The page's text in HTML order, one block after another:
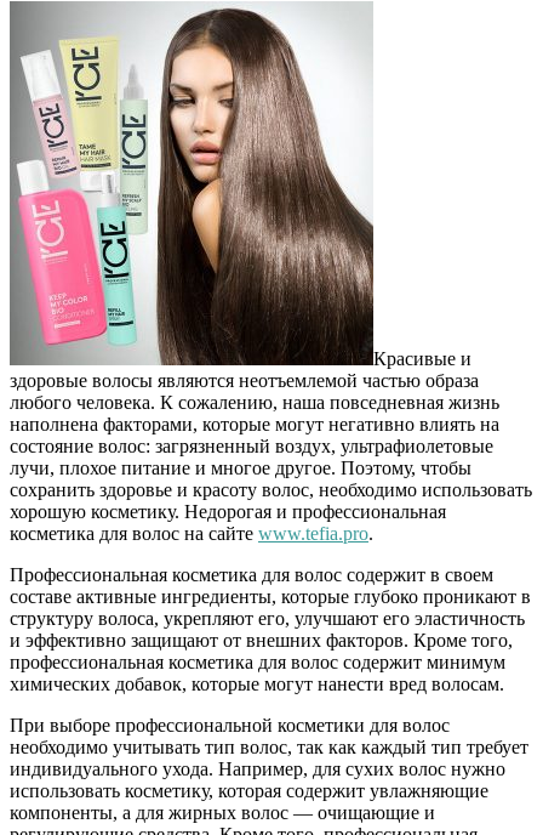
Красивые и
здоровые волосы являются неотъемлемой частью образа
любого человека. К сожалению, наша повседневная жизнь
наполнена факторами, которые могут негативно влиять на
состояние волос: загрязненный воздух, ультрафиолетовые
лучи, плохое питание и многое другое. Поэтому, чтобы
сохранить здоровье и красоту волос, необходимо использовать
хорошую косметику. Недорогая и профессиональная
косметика для волос на сайте www.tefia.pro.
Профессиональная косметика для волос содержит в своем
составе активные ингредиенты, которые глубоко проникают в
структуру волоса, укрепляют его, улучшают его эластичность
и эффективно защищают от внешних факторов. Кроме того,
профессиональная косметика для волос содержит минимум
химических добавок, которые могут нанести вред волосам.
При выборе профессиональной косметики для волос
необходимо учитывать тип волос, так как каждый тип требует
индивидуального ухода. Например, для сухих волос нужно
использовать косметику, которая содержит увлажняющие
компоненты, а для жирных волос — очищающие и